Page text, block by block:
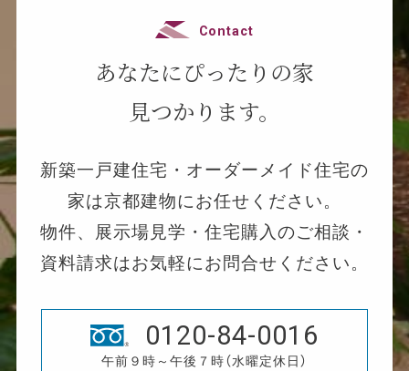
Contact
あなたにぴったりの家
見つかります。
新築一戸建住宅・オーダーメイド住宅の
家は京都建物にお任せください。
物件、展示場見学・住宅購入のご相談・
資料請求はお気軽にお問合せください。
0120-84-0016
午前９時～午後７時（水曜定休日）